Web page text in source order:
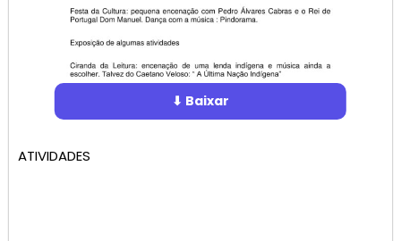
⬇ Baixar
ATIVIDADES